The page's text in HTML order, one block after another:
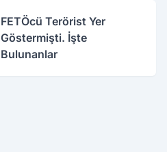
FETÖcü Terörist Yer
Göstermişti. İşte
Bulunanlar